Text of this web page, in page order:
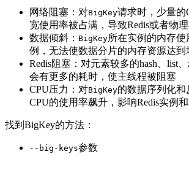
网络阻塞：对BigKey请求时，少量的
宽使用率被占满，导致Redis或者物
数据倾斜： BigKey所在实例的内存
例，无法使数据分片的内存资源达到
Redis阻塞：对元素较多的hash、list、
会有更多的耗时，使主线程被阻塞
CPU压力：对BigKey的数据序列化
CPU的使用率飙升，影响Redis实例
找到BigKey的方法：
--big-keys参数